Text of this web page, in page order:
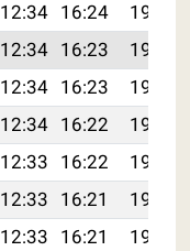
12:34 16:24
19:36
12:34 16:23
19:35
12:34 16:23
19:34
12:34 16:22
19:33
12:33 16:22
19:32
12:33 16:21
19:30
12:33 16:21
19:29